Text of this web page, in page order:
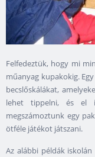
Felfedeztük, hogy mi
műanyag kupakokig.
becslőskálákat,
lehet tippelni, és el
megszámoztunk egy
ötféle játékot játszani.
Az alábbi példák